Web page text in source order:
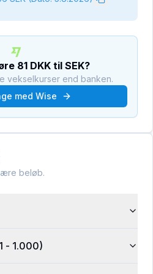
81 DKK til SEK?
vekselkurser end banken.
med Wise
beløb.
- 1.000)